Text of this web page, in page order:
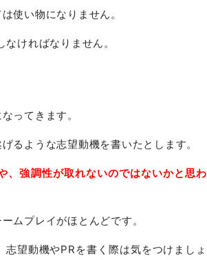
使い物になりません。
ければなりません。
ってきます。
るような志望動機を書いたとします。
、強調性が取れないのではないかと思わ
ムプレイがほとんどです。
望動機やPRを書く際は気をつけましょ